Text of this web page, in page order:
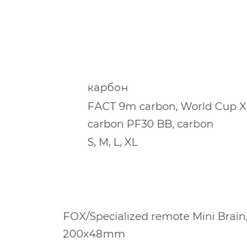
карбон
FACT 9m carbon, World Cup
carbon PF30 BB,
S, M, L, XL
FOX/Specialized remote Mini
200x48mm